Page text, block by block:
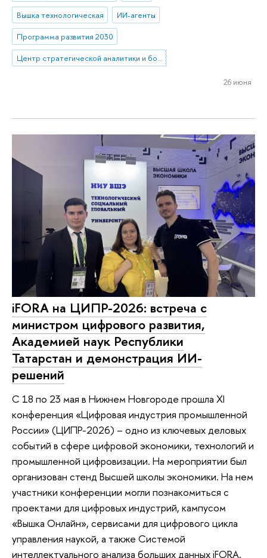
Вышка технологическая
ИИ-агенты
Программа развития 2030
Центр стратегической аналитики и больших данных
26 июня
iFORA на ЦИПР-2026: встреча с
министром цифрового развития,
Академией наук Республики
Татарстан и демонстрация ИИ-
решений
С 18 по 23 мая в Нижнем Новгороде прошла XI
конференция «Цифровая индустрия промышленной
России» (ЦИПР-2026) – одно из ключевых деловых
событий в сфере цифровой экономики, технологий и
промышленной цифровизации. На мероприятии был
организован стенд Высшей школы экономики. На нем
участники конференции могли познакомиться с
проектами для цифровых индустрий, кампусом
«Вышка Онлайн», сервисами для цифрового цикла
управления наукой, а также Системой
интеллектуального анализа больших данных iFORA,